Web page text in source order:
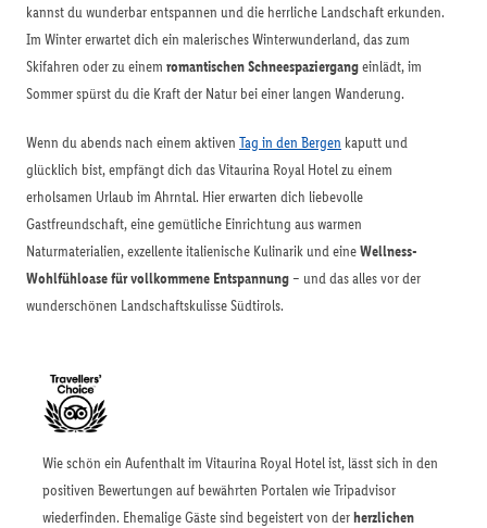
kannst du wunderbar entspannen und die herrliche Landschaft erkunden.
Im Winter erwartet dich ein malerisches Winterwunderland, das zum
Skifahren oder zu einem romantischen Schneespaziergangeinlädt, im
Sommer spürst du die Kraft der Natur bei einer langen Wanderung.
Wenn du abends nach einem aktiven Tag in den Bergen kaputt und
glücklich bist, empfängt dich das Vitaurina Royal Hotel zu einem
erholsamen Urlaub im Ahrntal. Hier erwarten dich liebevolle
Gastfreundschaft, eine gemütliche Einrichtung aus warmen
Naturmaterialien, exzellente italienische Kulinarik und eineWellness-
Wohlfühloase für vollkommene Entspannung – und das alles vor der
wunderschönen Landschaftskulisse Südtirols.
Wie schön ein Aufenthalt im Vitaurina Royal Hotel ist, lässt sich in den
positiven Bewertungen auf bewährten Portalen wie Tripadvisor
wiederfinden. Ehemalige Gäste sind begeistert von derherzlichen